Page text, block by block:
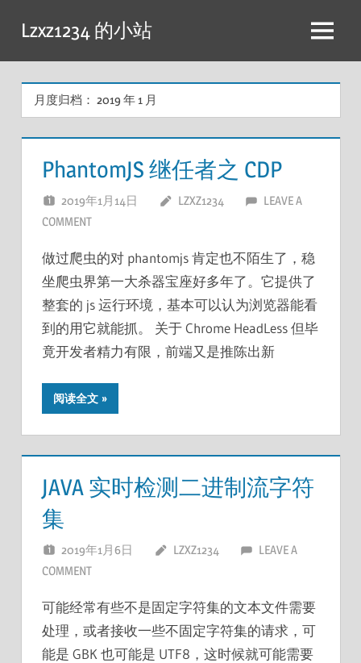
内
Lzxz1234 的小站
菜
单
月度归档： 2019 年 1 月
PhantomJS 继任者之 CDP
2019年1月14日 LZXZ1234
LEAVE A
COMMENT
做过爬虫的对 phantomjs 肯定也不陌生了，稳
坐爬虫界第一大杀器宝座好多年了。它提供了
整套的 js 运行环境，基本可以认为浏览器能看
到的用它就能抓。 关于 Chrome HeadLess 但毕
竟开发者精力有限，前端又是推陈出新
阅读全文
JAVA 实时检测二进制流字符
集
2019年1月6日 LZXZ1234
LEAVE A
COMMENT
可能经常有些不是固定字符集的文本文件需要
处理，或者接收一些不固定字符集的请求，可
能是 GBK 也可能是 UTF8，这时候就可能需要